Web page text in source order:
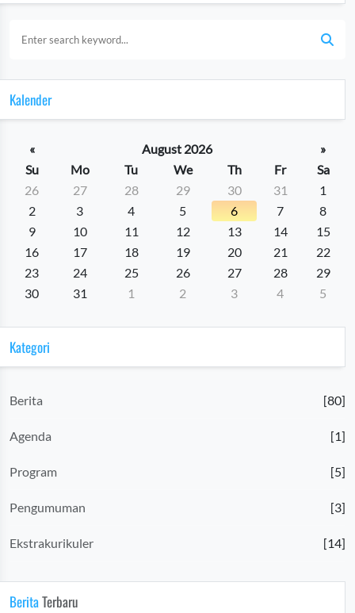
Kalender
« August 2026
»
Su
Mo Tu We Th Fr
Sa
26
27 28 29 30 31
1
2
3 4 5 6 7
8
9
10 11 12 13 14
15
16
17 18 19 20 21
22
23
24 25 26 27 28
29
30
31 1 2 3 4 5
Kategori
Berita [80]
Agenda [1]
Program [5]
Pengumuman [3]
Ekstrakurikuler [14]
BeritaTerbaru